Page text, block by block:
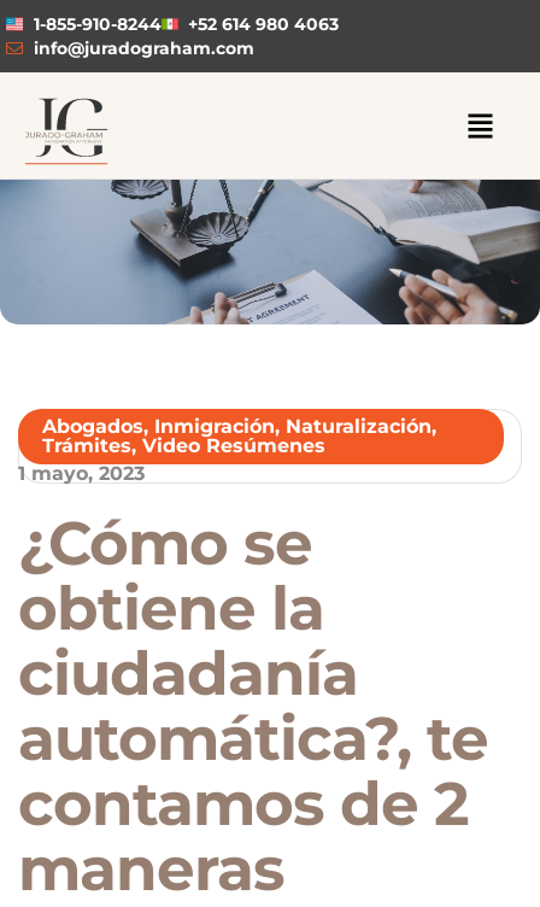
1-855-910-8244
+52 614 980 4063
info@juradograham.com
Abogados, Inmigración, Naturalización,
Trámites, Video Resúmenes
1 mayo, 2023
¿Cómo se
obtiene la
ciudadanía
automática?, te
contamos de 2
maneras